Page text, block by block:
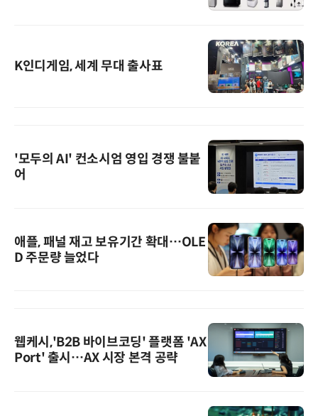
K인디게임, 세계 무대 출사표
'모두의 AI' 컨소시엄 영입 경쟁 불붙
어
애플, 패널 재고 보유기간 확대…OLE
D 주문량 늘었다
웹케시,'B2B 바이브코딩' 플랫폼 'AX
Port' 출시…AX 시장 본격 공략